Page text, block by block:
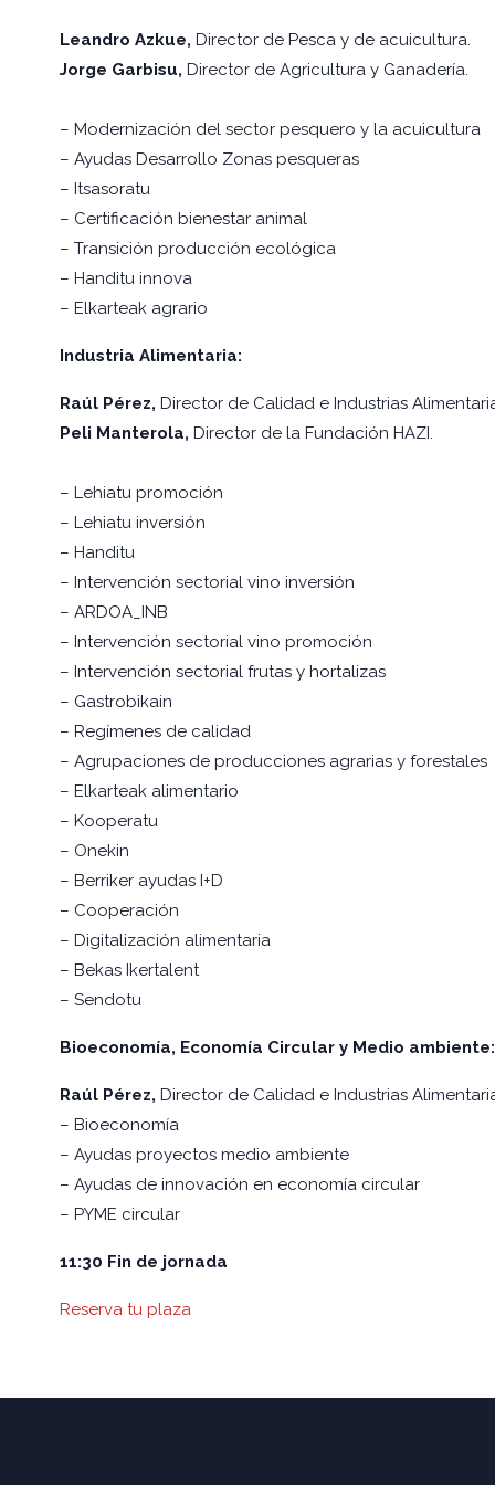
Leandro Azkue, Director de Pesca y de acuicultura.
Jorge Garbisu, Director de Agricultura y Ganadería.
– Modernización del sector pesquero y la acuicultura
– Ayudas Desarrollo Zonas pesqueras
– Itsasoratu
– Certificación bienestar animal
– Transición producción ecológica
– Handitu innova
– Elkarteak agrario
Industria Alimentaria:
Raúl Pérez, Director de Calidad e Industrias
Peli Manterola, Director de la Fundación HAZI.
– Lehiatu promoción
– Lehiatu inversión
– Handitu
– Intervención sectorial vino inversión
– ARDOA_INB
– Intervención sectorial vino promoción
– Intervención sectorial frutas y hortalizas
– Gastrobikain
– Regímenes de calidad
– Agrupaciones de producciones agrarias y forestales
– Elkarteak alimentario
– Kooperatu
– Onekin
– Berriker ayudas I+D
– Cooperación
– Digitalización alimentaria
– Bekas Ikertalent
– Sendotu
Bioeconomía, Economía Circular y Medio ambiente:
Raúl Pérez, Director de Calidad e Industrias
– Bioeconomía
– Ayudas proyectos medio ambiente
– Ayudas de innovación en economía circular
– PYME circular
11:30 Fin de jornada
Reserva tu plaza